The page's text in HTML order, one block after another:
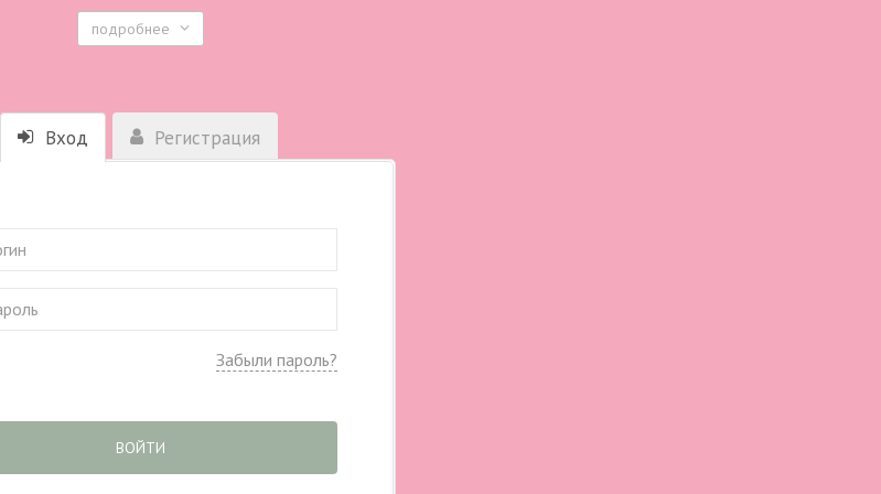
подробнее
Вход Регистрация
Забыли пароль?
ВОЙТИ